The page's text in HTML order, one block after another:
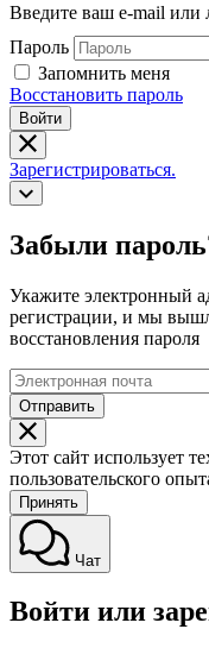
Введите ваш e-mail или
Пароль
Запомнить меня
Восстановить пароль
Войти
Зарегистрироваться.
Забыли
Укажите электронный
регистрации, и мы
восстановления пароля
Отправить
Этот сайт использует
пользовательского
Принять
Чат
Войти или